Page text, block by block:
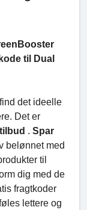
til Dual
det ideelle
Det er
tilbud . Spar
belønnet med
til
dig med de
fragtkoder
lettere og